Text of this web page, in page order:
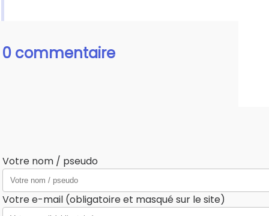
0 commentaire
Votre nom / pseudo
Votre e-mail (obligatoire et masqué sur le site)